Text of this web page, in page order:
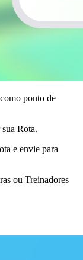
ponto de
Rota.
e envie para
ou Treinadores